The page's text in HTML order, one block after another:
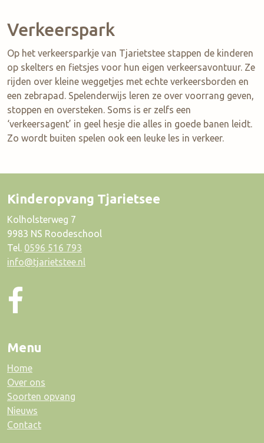
Verkeerspark
Op het verkeersparkje van Tjarietstee stappen de kinderen
op skelters en fietsjes voor hun eigen verkeersavontuur. Ze
rijden over kleine weggetjes met echte verkeersborden en
een zebrapad. Spelenderwijs leren ze over voorrang geven,
stoppen en oversteken. Soms is er zelfs een
‘verkeersagent’ in geel hesje die alles in goede banen leidt.
Zo wordt buiten spelen ook een leuke les in verkeer.
Kinderopvang Tjarietsee
Kolholsterweg 7
9983 NS Roodeschool
Tel. 0596 516 793
info@tjarietstee.nl
Menu
Home
Over ons
Soorten opvang
Nieuws
Contact